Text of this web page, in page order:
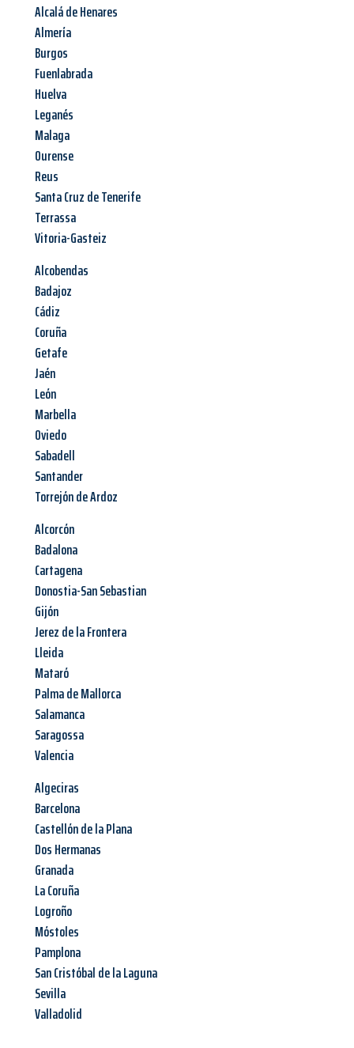
Alcalá de Henares
Almería
Burgos
Fuenlabrada
Huelva
Leganés
Malaga
Ourense
Reus
Santa Cruz de Tenerife
Terrassa
Vitoria-Gasteiz
Alcobendas
Badajoz
Cádiz
Coruña
Getafe
Jaén
León
Marbella
Oviedo
Sabadell
Santander
Torrejón de Ardoz
Alcorcón
Badalona
Cartagena
Donostia-San Sebastian
Gijón
Jerez de la Frontera
Lleida
Mataró
Palma de Mallorca
Salamanca
Saragossa
Valencia
Algeciras
Barcelona
Castellón de la Plana
Dos Hermanas
Granada
La Coruña
Logroño
Móstoles
Pamplona
San Cristóbal de la Laguna
Sevilla
Valladolid